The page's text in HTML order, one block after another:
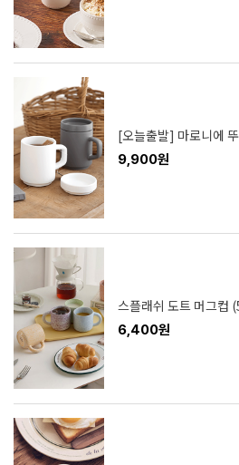
[오늘출발] 마로니에
9,900원
스플래쉬 도트 머그컵
6,400원